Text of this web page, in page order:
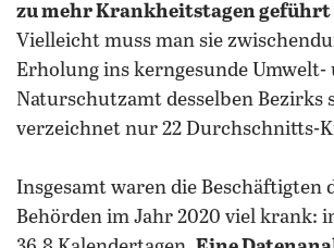
zu mehr Krankheitstagen geführt
Vielleicht muss man sie
Erholung ins kerngesunde Umwelt-
Naturschutzamt desselben Bezirks
verzeichnet nur 22 Durchschnitts-
Insgesamt waren die Beschäftigten
Behörden im Jahr 2020 viel krank: